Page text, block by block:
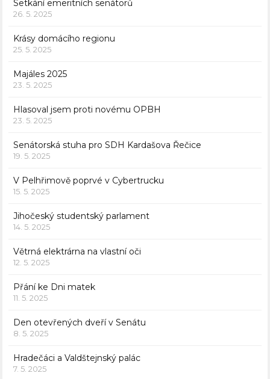
Setkání emeritních senátorů
26. 5. 2025
Krásy domácího regionu
25. 5. 2025
Majáles 2025
23. 5. 2025
Hlasoval jsem proti novému OPBH
23. 5. 2025
Senátorská stuha pro SDH Kardašova Řečice
19. 5. 2025
V Pelhřimově poprvé v Cybertrucku
15. 5. 2025
Jihočeský studentský parlament
14. 5. 2025
Větrná elektrárna na vlastní oči
12. 5. 2025
Přání ke Dni matek
11. 5. 2025
Den otevřených dveří v Senátu
8. 5. 2025
Hradečáci a Valdštejnský palác
7. 5. 2025